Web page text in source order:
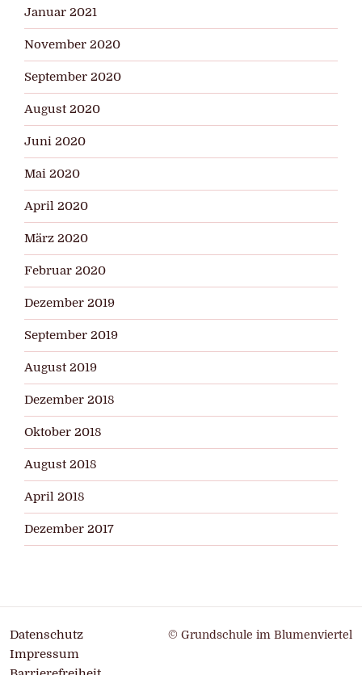
Januar 2021
November 2020
September 2020
August 2020
Juni 2020
Mai 2020
April 2020
März 2020
Februar 2020
Dezember 2019
September 2019
August 2019
Dezember 2018
Oktober 2018
August 2018
April 2018
Dezember 2017
Datenschutz
Impressum
© Grundschule im Blumenviertel